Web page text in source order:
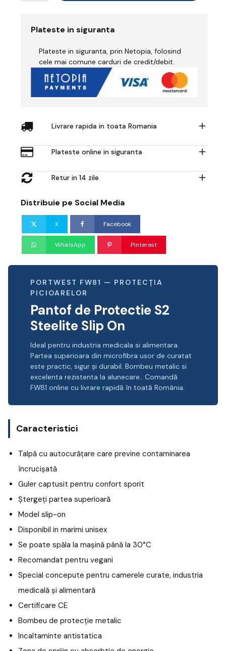
ShoePlateste in siguranta
Plateste in siguranta, prin Netopia, folosind
cele mai comune carduri de credit/debit.
Livrare rapida in toata Romania
Plateste online in siguranta
Retur in 14 zile
Distribuie pe Social Media
X Facebook
WhatsApp Pinterest
PORTWEST FW81 — PROTECȚIA
PICIOARELOR
Pantof de Protectie S2
Steelite Slip On
Ideal pentru industria medicala si alimentara.
Partea superioara din microfibra usor de curatat
este practic, sigur și durabil. Bombeu metalic si
excelenta rezistenta la alunecare.. Comandă
FW81 online cu livrare rapidă în toată România.
Caracteristici
Talpă cu autocurățare care previne contaminarea
încrucișată
Guler captusit pentru confort sporit
Ștergeți partea superioară
Model slip-on
Disponibil in marimi unisex
Se poate spăla la mașină până la 30°C
Recomandat pentru vegani
Special concepute pentru camerele curate, industria
medicală și alimentară
Certificare CE
Bombeu de protecție metalic
Incaltaminte antistatica